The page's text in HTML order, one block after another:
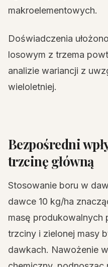
makroelementowych.
Doświadczenia
losowym z trzema
analizie wariancji z
wieloletniej.
Bezpośredni
trzcinę główną
Stosowanie boru w
dawce 10 kg/ha
masę produkowalnych
trzciny i zielonej masy
dawkach. Nawożenie